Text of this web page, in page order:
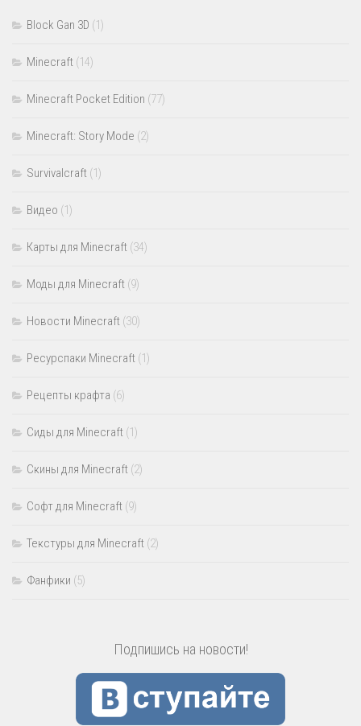
Block Gan 3D (1)
Minecraft (14)
Minecraft Pocket Edition (77)
Minecraft: Story Mode (2)
Survivalcraft (1)
Видео (1)
Карты для Minecraft (34)
Моды для Minecraft (9)
Новости Minecraft (30)
Ресурспаки Minecraft (1)
Рецепты крафта (6)
Сиды для Minecraft (1)
Скины для Minecraft (2)
Софт для Minecraft (9)
Текстуры для Minecraft (2)
Фанфики (5)
Подпишись на новости!